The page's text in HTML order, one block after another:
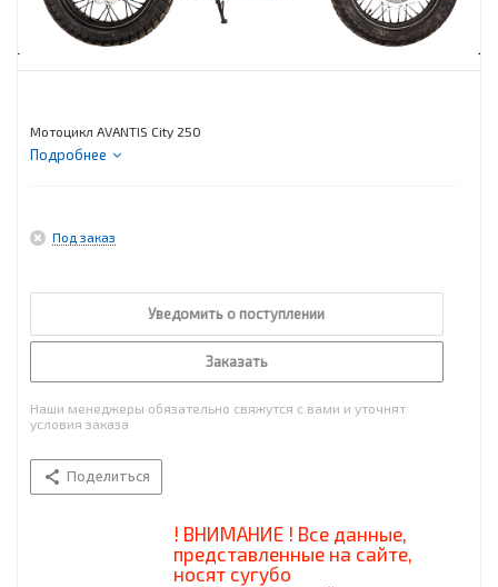
Мотоцикл AVANTIS City 250
Подробнее
Под заказ
Уведомить о поступлении
Заказать
Наши менеджеры обязательно свяжутся с вами и уточнят
условия заказа
Поделиться
! ВНИМАНИЕ ! Все данные,
представленные на сайте,
носят сугубо